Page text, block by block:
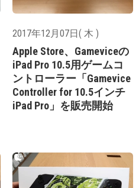
2017年12月07日( 木 )
Apple Store、Gameviceの
iPad Pro 10.5用ゲームコ
ントローラー「Gamevice
Controller for 10.5インチ
iPad Pro」を販売開始